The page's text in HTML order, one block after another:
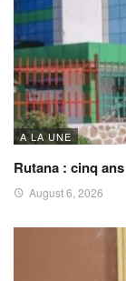
A LA UNE
Rutana : cinq
August 6, 2026